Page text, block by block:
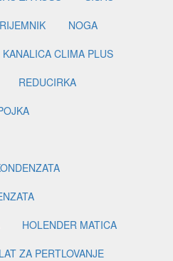
NOGA
KANALICA CLIMA PLUS
REDUCIRKA
HOLENDER MATICA
ZA PERTLOVANJE